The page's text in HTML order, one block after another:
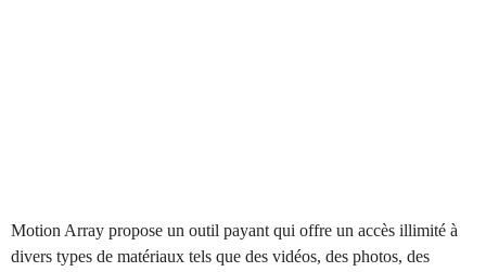
Motion Array propose un outil payant qui offre un accès illimité à
divers types de matériaux tels que des vidéos, des photos, des